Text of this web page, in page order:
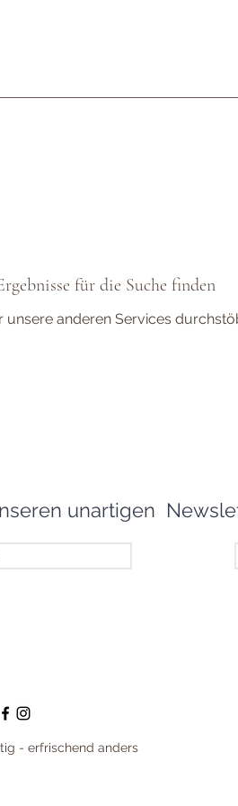
für die Suche finden
unsere anderen Services
unartigen
- erfrischend anders